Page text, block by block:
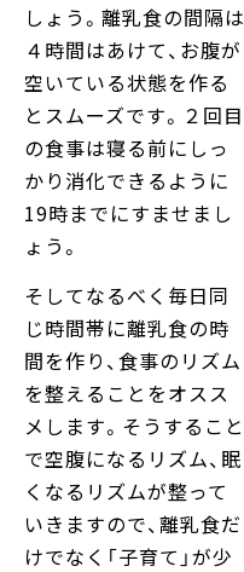
しょう。離乳食の間隔は
４時間はあけて、お腹が
空いている状態を作る
とスムーズです。２回目
の食事は寝る前にしっ
かり消化できるように
19時までにすませまし
ょう。
そしてなるべく毎日同
じ時間帯に離乳食の時
間を作り、食事のリズム
を整えることをオスス
メします。そうすること
で空腹になるリズム、眠
くなるリズムが整って
いきますので、離乳食だ
けでなく「子育て」が少